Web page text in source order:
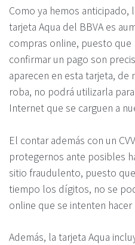
Como ya hemos anticipado,
tarjeta Aqua del BBVA es
compras online, puesto
confirmar un pago son
aparecen en esta tarjeta, de
roba, no podrá utilizarla
Internet que se carguen a
El contar además con un
protegernos ante posibles
sitio fraudulento, puesto
tiempo los dígitos, no se
online que se intenten
Además, la tarjeta Aqua